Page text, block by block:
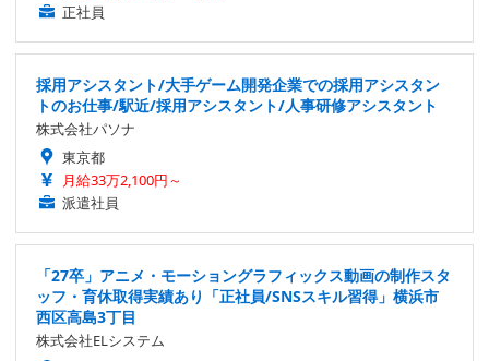
正社員
採用アシスタント/大手ゲーム開発企業での採用アシスタン
トのお仕事/駅近/採用アシスタント/人事研修アシスタント
株式会社パソナ
東京都
月給33万2,100円～
派遣社員
「27卒」アニメ・モーショングラフィックス動画の制作スタ
ッフ・育休取得実績あり「正社員/SNSスキル習得」横浜市
西区高島3丁目
株式会社ELシステム